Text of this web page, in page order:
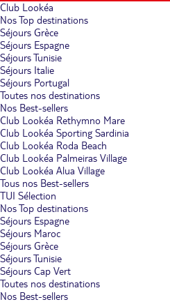
Club Lookéa
Nos Top destinations
Séjours Grèce
Séjours Espagne
Séjours Tunisie
Séjours Italie
Séjours Portugal
Toutes nos destinations
Nos Best-sellers
Club Lookéa Rethymno Mare
Club Lookéa Sporting Sardinia
Club Lookéa Roda Beach
Club Lookéa Palmeiras Village
Club Lookéa Alua Village
Tous nos Best-sellers
TUI Sélection
Nos Top destinations
Séjours Espagne
Séjours Maroc
Séjours Grèce
Séjours Tunisie
Séjours Cap Vert
Toutes nos destinations
Nos Best-sellers